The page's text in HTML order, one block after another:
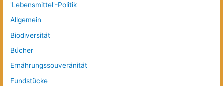
'Lebensmittel'-Politik
Allgemein
Biodiversität
Bücher
Ernährungssouveränität
Fundstücke